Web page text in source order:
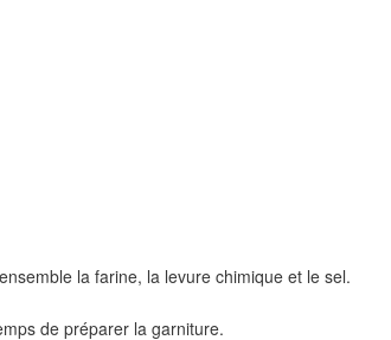
la farine, la levure chimique et le sel.
de préparer la garniture.